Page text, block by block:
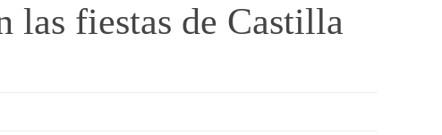
las fiestas de Castilla